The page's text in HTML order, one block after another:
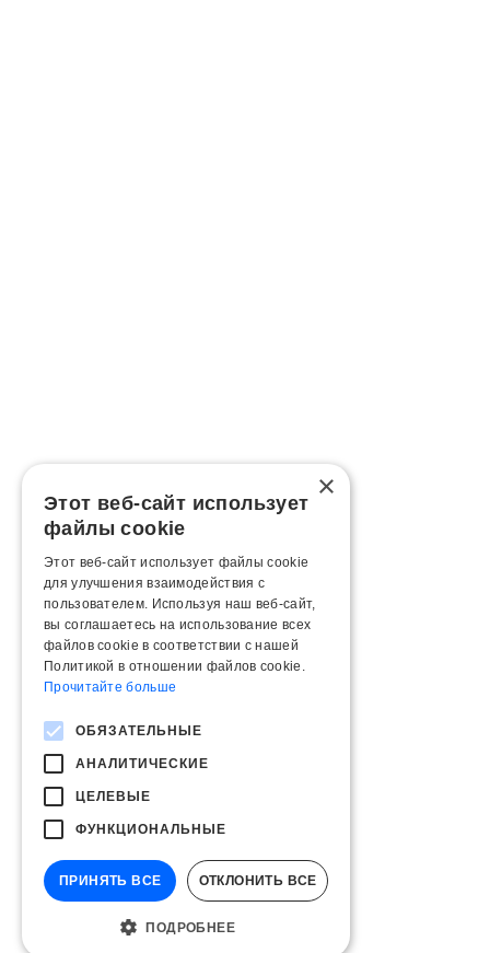
×
Этот веб-сайт использует
файлы cookie
Этот веб-сайт использует файлы cookie
для улучшения взаимодействия с
пользователем. Используя наш веб-сайт,
вы соглашаетесь на использование всех
файлов cookie в соответствии с нашей
Политикой в ​​отношении файлов cookie.
Прочитайте больше
ОБЯЗАТЕЛЬНЫЕ
АНАЛИТИЧЕСКИЕ
ЦЕЛЕВЫЕ
ФУНКЦИОНАЛЬНЫЕ
ПРИНЯТЬ ВСЕ ОТКЛОНИТЬ ВСЕ
ПОДРОБНЕЕ